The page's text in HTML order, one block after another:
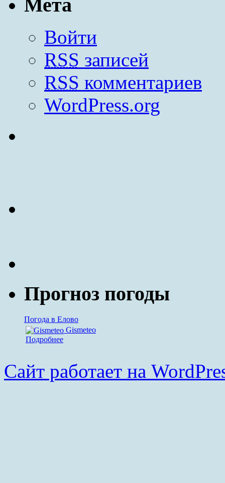
Мета
Войти
RSS записей
RSS комментариев
WordPress.org
Прогноз погоды
Погода в Елово
Gismeteo
Подробнее
Сайт работает на